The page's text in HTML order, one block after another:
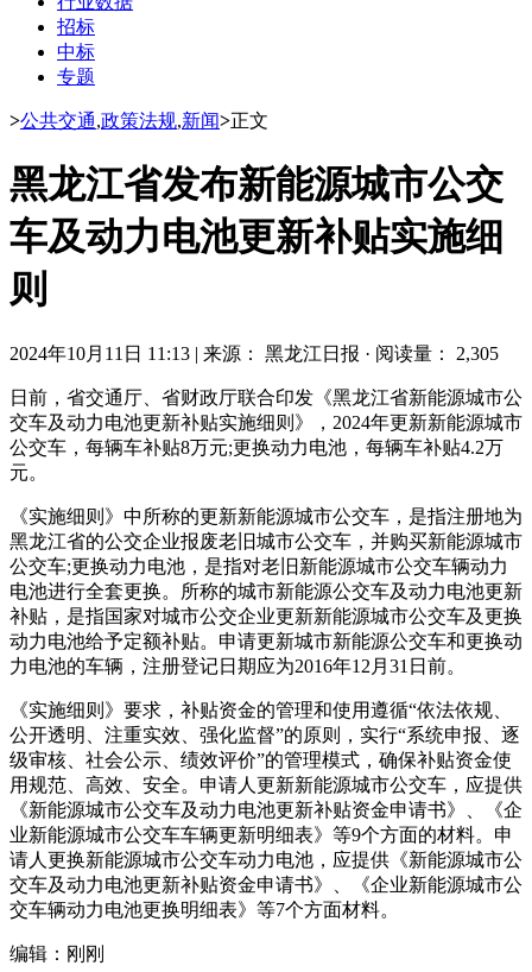
招标
中标
专题
>公共交通,政策法规,新闻>正文
黑龙江省发布新能源城市公交
车及动力电池更新补贴实施细
则
2024年10月11日 11:13 | 来源： 黑龙江日报 · 阅读量： 2,305
日前，省交通厅、省财政厅联合印发《黑龙江省新能源城市公
交车及动力电池更新补贴实施细则》，2024年更新新能源城市
公交车，每辆车补贴8万元;更换动力电池，每辆车补贴4.2万
元。
《实施细则》中所称的更新新能源城市公交车，是指注册地为
黑龙江省的公交企业报废老旧城市公交车，并购买新能源城市
公交车;更换动力电池，是指对老旧新能源城市公交车辆动力
电池进行全套更换。所称的城市新能源公交车及动力电池更新
补贴，是指国家对城市公交企业更新新能源城市公交车及更换
动力电池给予定额补贴。申请更新城市新能源公交车和更换动
力电池的车辆，注册登记日期应为2016年12月31日前。
《实施细则》要求，补贴资金的管理和使用遵循“依法依规、
公开透明、注重实效、强化监督”的原则，实行“系统申报、逐
级审核、社会公示、绩效评价”的管理模式，确保补贴资金使
用规范、高效、安全。申请人更新新能源城市公交车，应提供
《新能源城市公交车及动力电池更新补贴资金申请书》、《企
业新能源城市公交车车辆更新明细表》等9个方面的材料。申
请人更换新能源城市公交车动力电池，应提供《新能源城市公
交车及动力电池更新补贴资金申请书》、《企业新能源城市公
交车辆动力电池更换明细表》等7个方面材料。
编辑：刚刚